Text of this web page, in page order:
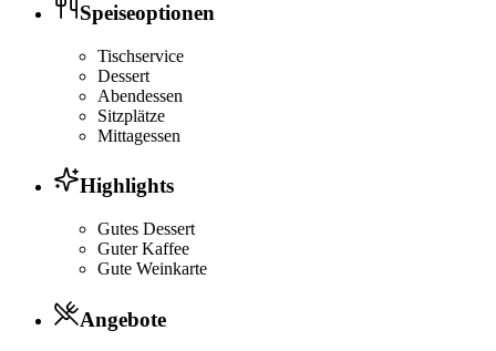
Speiseoptionen
Tischservice
Dessert
Abendessen
Sitzplätze
Mittagessen
Highlights
Gutes Dessert
Guter Kaffee
Gute Weinkarte
Angebote